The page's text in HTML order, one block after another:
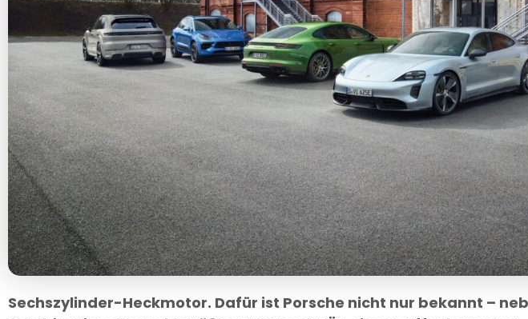
Sechszylinder-Heckmotor. Dafür ist Porsche nicht nur bekannt –